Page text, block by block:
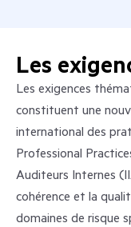
Les
Les exigences
constituent une
international des
Professional
Auditeurs Internes
cohérence et la
domaines de risque